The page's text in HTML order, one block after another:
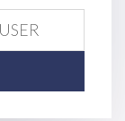
en Algérie :
- France 3
294 295